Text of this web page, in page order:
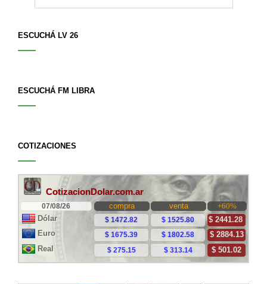
ESCUCHÁ LV 26
ESCUCHÁ FM LIBRA
COTIZACIONES